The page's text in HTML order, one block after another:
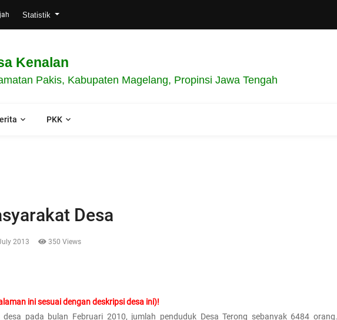
Statistik
Kenalan
Pakis, Kabupaten Magelang, Propinsi Jawa Tengah
PKK
Desa
2013 350 Views
ini sesuai dengan deskripsi desa ini)!
desa pada bulan Februari 2010, jumlah penduduk Desa Terong sebanyak 6484 orang.